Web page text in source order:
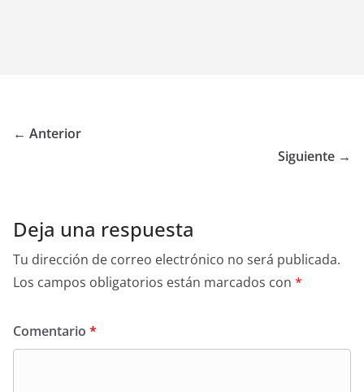
← Anterior
Siguiente →
Deja una respuesta
Tu dirección de correo electrónico no será publicada.
Los campos obligatorios están marcados con *
Comentario *